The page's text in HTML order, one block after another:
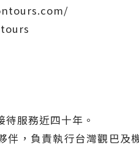
服務近四十年。
伴，負責執行台灣觀巴